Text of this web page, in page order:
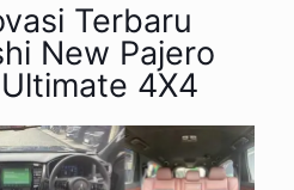
Terbaru
New Pajero
4X4